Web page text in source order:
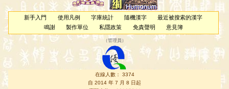
新手入門 使用凡例 字庫統計 隨機漢字
最近被搜索的漢字
鳴謝
製作單位 私隱政策 免責聲明 意見簿
（管理員 ）
在線人數： 3374
自 2014 年 7 月 8 日起